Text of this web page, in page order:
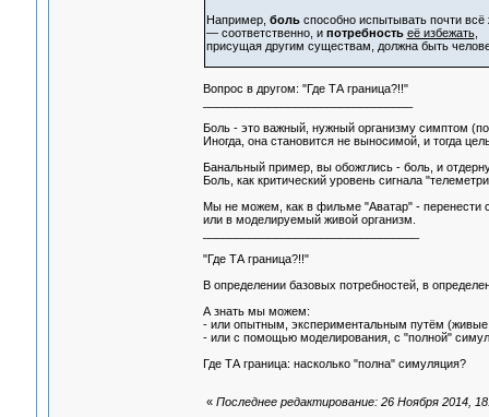
Например, больспособно испытывать почти всё
— соответственно, и потребность её избежать,
присущая другим существам, должна быть
Вопрос в другом: "Где ТА граница?!!"
Боль - это важный, нужный организму симптом
Иногда, она становится не выносимой, и тогда
Банальный пример, вы обожглись - боль, и
Боль, как критический уровень сигнала
Мы не можем, как в фильме "Аватар" - перенести
или в моделируемый живой организм.
"Где ТА граница?!!"
В определении базовых потребностей, в
А знать мы можем:
- или опытным, экспериментальным путём (живые
- или с помощью моделирования, с "полной"
Где ТА граница: насколько "полна" симуляция?
« Последнее редактирование: 26 Ноября 2014,